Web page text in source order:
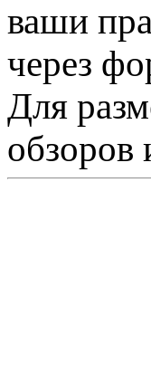
ваши
через
Для
обзоров